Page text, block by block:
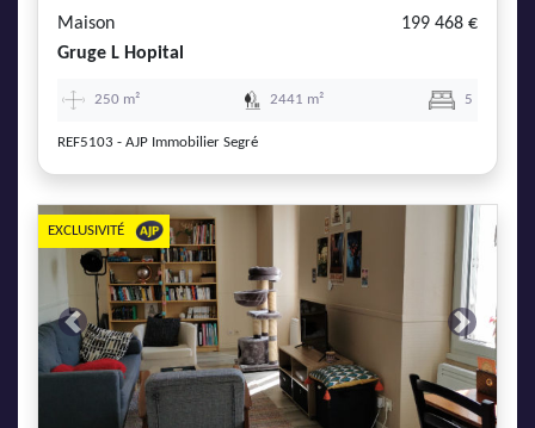
Maison
199 468 €
Gruge L Hopital
250 m² 2441 m² 5
REF5103 - AJP Immobilier Segré
Previous Next
EXCLUSIVITÉ